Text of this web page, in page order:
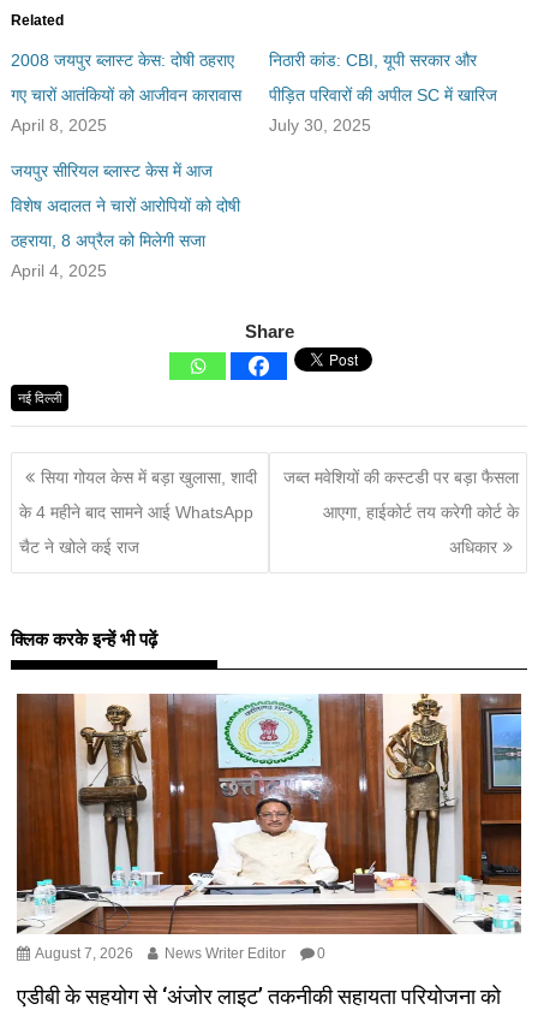
Related
2008 जयपुर ब्लास्ट केस: दोषी ठहराए
गए चारों आतंकियों को आजीवन कारावास
April 8, 2025
निठारी कांड: CBI, यूपी सरकार और
पीड़ित परिवारों की अपील SC में खारिज
July 30, 2025
जयपुर सीरियल ब्लास्ट केस में आज
विशेष अदालत ने चारों आरोपियों को दोषी
ठहराया, 8 अप्रैल को मिलेगी सजा
April 4, 2025
Share
नई दिल्ली
सिया गोयल केस में बड़ा खुलासा, शादी
के 4 महीने बाद सामने आई WhatsApp
चैट ने खोले कई राज
जब्त मवेशियों की कस्टडी पर बड़ा फैसला
आएगा, हाईकोर्ट तय करेगी कोर्ट के
अधिकार
क्लिक करके इन्हें भी पढ़ें
August 7, 2026 News Writer Editor 0
एडीबी के सहयोग से ‘अंजोर लाइट’ तकनीकी सहायता परियोजना को